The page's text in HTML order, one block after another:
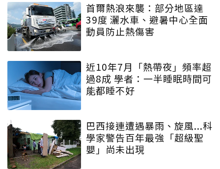
首爾熱浪來襲：部分地區達
39度 灑水車、避暑中心全面
動員防止熱傷害
近10年7月「熱帶夜」頻率超
過8成 學者：一半睡眠時間可
能都睡不好
巴西接連遭遇暴雨、旋風...科
學家警告百年最強「超級聖
嬰」尚未出現